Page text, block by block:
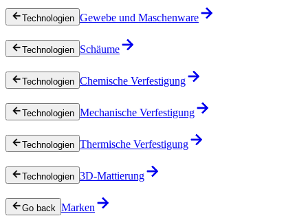
Technologien Gewebe und Maschenware
Technologien Schäume
Technologien Chemische Verfestigung
Technologien Mechanische Verfestigung
Technologien Thermische Verfestigung
Technologien 3D-Mattierung
Go back Marken